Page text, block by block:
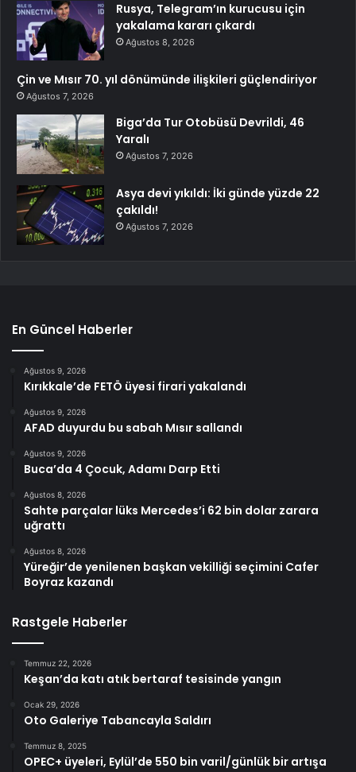
Rusya, Telegram’ın kurucusu için
yakalama kararı çıkardı
Ağustos 8, 2026
Çin ve Mısır 70. yıl dönümünde ilişkileri güçlendiriyor
Ağustos 7, 2026
Biga’da Tur Otobüsü Devrildi, 46
Yaralı
Ağustos 7, 2026
Asya devi yıkıldı: İki günde yüzde 22
çakıldı!
Ağustos 7, 2026
En Güncel Haberler
Ağustos 9, 2026
Kırıkkale’de FETÖ üyesi firari yakalandı
Ağustos 9, 2026
AFAD duyurdu bu sabah Mısır sallandı
Ağustos 9, 2026
Buca’da 4 Çocuk, Adamı Darp Etti
Ağustos 8, 2026
Sahte parçalar lüks Mercedes’i 62 bin dolar zarara
uğrattı
Ağustos 8, 2026
Yüreğir’de yenilenen başkan vekilliği seçimini Cafer
Boyraz kazandı
Rastgele Haberler
Temmuz 22, 2026
Keşan’da katı atık bertaraf tesisinde yangın
Ocak 29, 2026
Oto Galeriye Tabancayla Saldırı
Temmuz 8, 2025
OPEC+ üyeleri, Eylül’de 550 bin varil/günlük bir artışa